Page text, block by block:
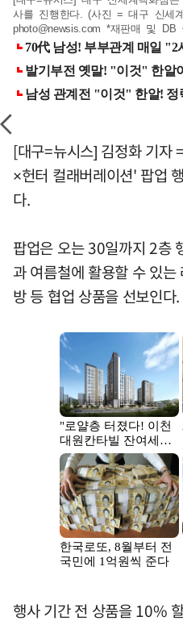
사를 진행한다. (사진 = 대구 신세
photo@newsis.com *재판매 및 DB
[대구=뉴시스] 김정화 기자
×헌터 컬래버레이션' 팝업
다.
팝업은 오는 30일까지 2층
과 여름철에 활용할 수 있
방 등 협업 상품을 선보인다.
행사 기간 전 상품을 10%